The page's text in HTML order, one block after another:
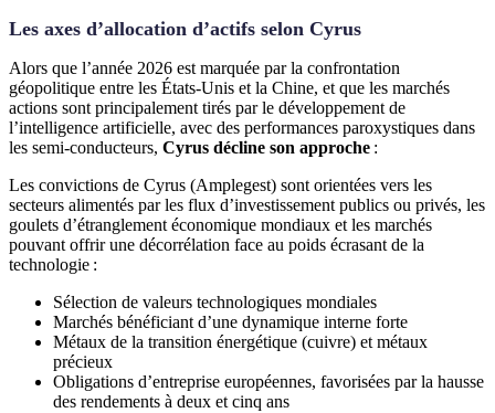
Les axes d’allocation d’actifs selon Cyrus
Alors que l’année 2026 est marquée par la confrontation
géopolitique entre les États-Unis et la Chine, et que les marchés
actions sont principalement tirés par le développement de
l’intelligence artificielle, avec des performances paroxystiques dans
les semi-conducteurs, Cyrus décline son approche :
Les convictions de Cyrus (Amplegest) sont orientées vers les
secteurs alimentés par les flux d’investissement publics ou privés, les
goulets d’étranglement économique mondiaux et les marchés
pouvant offrir une décorrélation face au poids écrasant de la
technologie :
Sélection de valeurs technologiques mondiales
Marchés bénéficiant d’une dynamique interne forte
Métaux de la transition énergétique (cuivre) et métaux
précieux
Obligations d’entreprise européennes, favorisées par la hausse
des rendements à deux et cinq ans